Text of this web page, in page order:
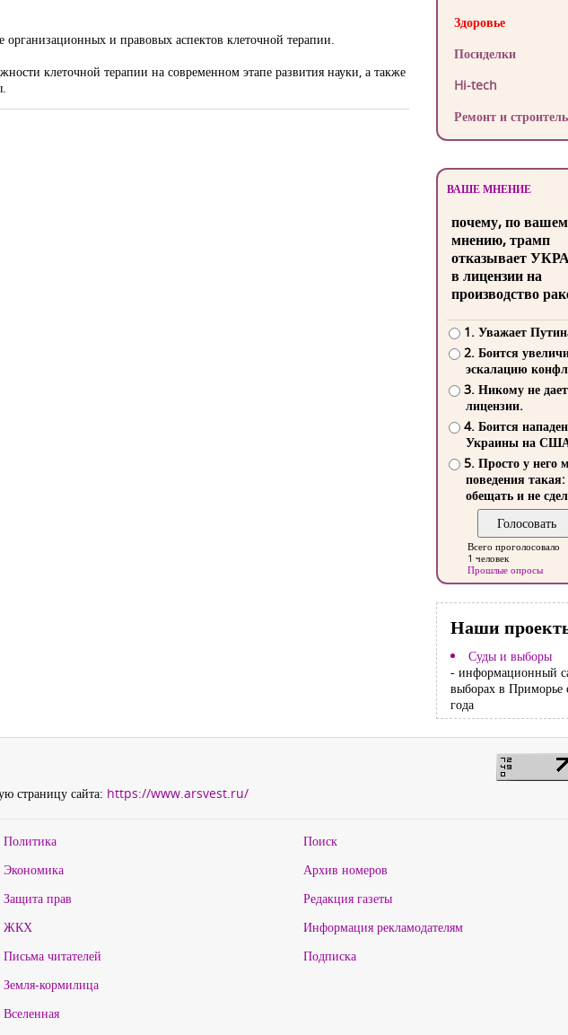
и правовых аспектов клеточной терапии.
клеточной терапии на современном этапе развития науки, а также
Здоровье
Посиделки
Hi-tech
Ремонт и
ВАШЕ МНЕНИЕ
почему, по
мнению, трамп
отказывает
в лицензии на
производство
1. Уважает
2. Боится
эскалацию
3. Никому не
лицензии.
4. Боится
Украины на
5. Просто у него
поведения такая:
обещать и не
Всего проголосовало
1 человек
Прошлые опросы
Наши
Суды и выборы
- информационный
выборах в Приморье
года
страницу сайта: https://www.arsvest.ru/
Политика
Экономика
Защита прав
ЖКХ
Письма читателей
Земля-кормилица
Вселенная
Поиск
Архив номеров
Редакция газеты
Информация рекламодателям
Подписка